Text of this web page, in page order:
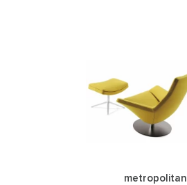
metropolitan